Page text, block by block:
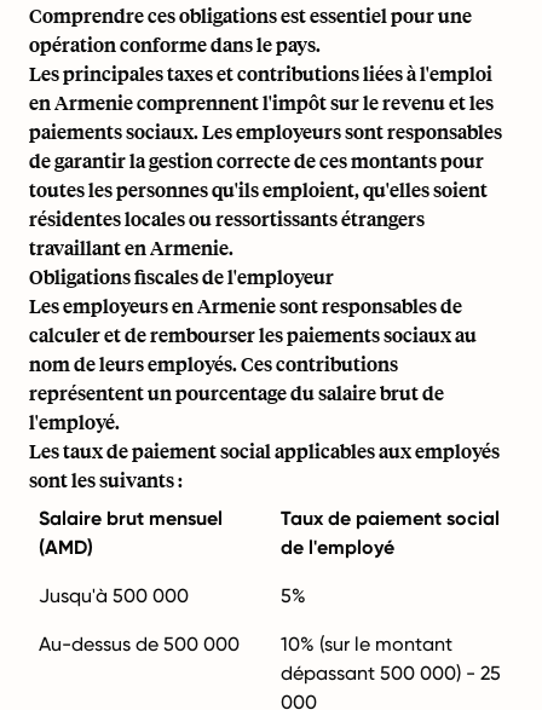
Comprendre ces obligations est essentiel pour une
opération conforme dans le pays.
Les principales taxes et contributions liées à l'emploi
en Armenie comprennent l'impôt sur le revenu et les
paiements sociaux. Les employeurs sont responsables
de garantir la gestion correcte de ces montants pour
toutes les personnes qu'ils emploient, qu'elles soient
résidentes locales ou ressortissants étrangers
travaillant en Armenie.
Obligations fiscales de l'employeur
Les employeurs en Armenie sont responsables de
calculer et de rembourser les paiements sociaux au
nom de leurs employés. Ces contributions
représentent un pourcentage du salaire brut de
l'employé.
Les taux de paiement social applicables aux employés
sont les suivants :
Salaire brut mensuel
(AMD)
Taux de paiement social
de l'employé
Jusqu'à 500 000 5%
Au-dessus de 500 000
10% (sur le montant
dépassant 500 000) - 25
000